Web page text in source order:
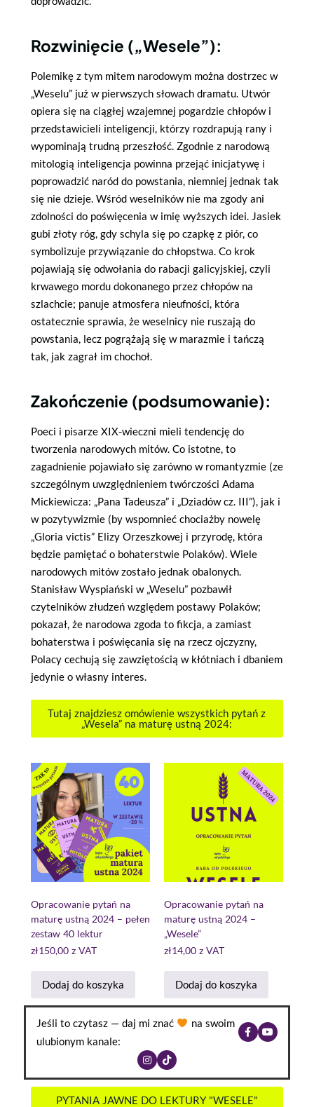
Rozwinięcie („Wesele”):
Polemikę z tym mitem narodowym można dostrzec w
„Weselu” już w pierwszych słowach dramatu. Utwór
opiera się na ciągłej wzajemnej pogardzie chłopów i
przedstawicieli inteligencji, którzy rozdrapują rany i
wypominają trudną przeszłość. Zgodnie z narodową
mitologią inteligencja powinna przejąć inicjatywę i
poprowadzić naród do powstania, niemniej jednak tak
się nie dzieje. Wśród weselników nie ma zgody ani
zdolności do poświęcenia w imię wyższych idei. Jasiek
gubi złoty róg, gdy schyla się po czapkę z piór, co
symbolizuje przywiązanie do chłopstwa. Co krok
pojawiają się odwołania do rabacji galicyjskiej, czyli
krwawego mordu dokonanego przez chłopów na
szlachcie; panuje atmosfera nieufności, która
ostatecznie sprawia, że weselnicy nie ruszają do
powstania, lecz pogrążają się w marazmie i tańczą
tak, jak zagrał im chochoł.
Zakończenie (podsumowanie):
Poeci i pisarze XIX-wieczni mieli tendencję do
tworzenia narodowych mitów. Co istotne, to
zagadnienie pojawiało się zarówno w romantyzmie (ze
szczególnym uwzględnieniem twórczości Adama
Mickiewicza: „Pana Tadeusza” i „Dziadów cz. III”), jak i
w pozytywizmie (by wspomnieć chociażby nowelę
„Gloria victis” Elizy Orzeszkowej i przyrodę, która
będzie pamiętać o bohaterstwie Polaków). Wiele
narodowych mitów zostało jednak obalonych.
Stanisław Wyspiański w „Weselu” pozbawił
czytelników złudzeń względem postawy Polaków;
pokazał, że narodowa zgoda to fikcja, a zamiast
bohaterstwa i poświęcania się na rzecz ojczyzny,
Polacy cechują się zawziętością w kłótniach i dbaniem
jedynie o własny interes.
Tutaj znajdziesz omówienie wszystkich pytań z
„Wesela” na maturę ustną 2024:
Opracowanie pytań na
maturę ustną 2024 – pełen
zestaw 40 lektur
zł150,00 z VAT
Dodaj do koszyka
Opracowanie pytań na
maturę ustną 2024 –
„Wesele”
zł14,00 z VAT
Dodaj do koszyka
Jeśli to czytasz — daj mi znać
na swoim
ulubionym kanale:
PYTANIA JAWNE DO LEKTURY "WESELE"